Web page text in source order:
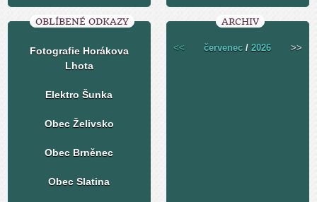
OBLÍBENÉ ODKAZY
Fotografie Horákova
Lhota
Elektro Šunka
Obec Želivsko
Obec Brněnec
Obec Slatina
ARCHIV
<< červenec /2026 >>